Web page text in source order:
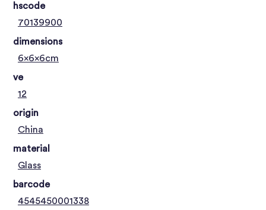
hscode
70139900
dimensions
6x6x6cm
ve
12
origin
China
material
Glass
barcode
4545450001338